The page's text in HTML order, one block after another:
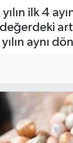
ilk 4
aynı